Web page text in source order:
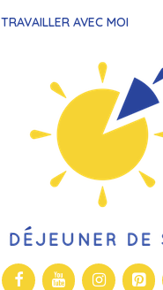
TRAVAILLER AVEC MOI